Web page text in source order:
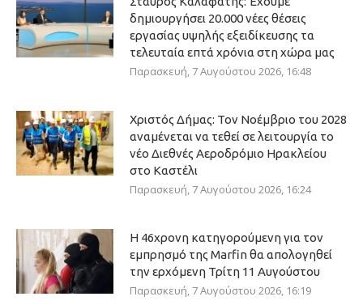
δημιουργήσει 20.000 νέες θέσεις
εργασίας υψηλής εξειδίκευσης τα
τελευταία επτά χρόνια στη χώρα μας
Παρασκευή, 7 Αυγούστου 2026, 16:48
Χριστός Δήμας: Τον Νοέμβριο του 2028
αναμένεται να τεθεί σε λειτουργία το
νέο Διεθνές Αεροδρόμιο Ηρακλείου
στο Καστέλι
Παρασκευή, 7 Αυγούστου 2026, 16:24
Η 46χρονη κατηγορούμενη για τον
εμπρησμό της Marfin θα απολογηθεί
την ερχόμενη Τρίτη 11 Αυγούστου
Παρασκευή, 7 Αυγούστου 2026, 16:19